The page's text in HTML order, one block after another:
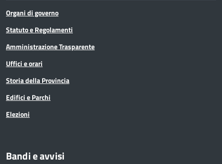
Organi di governo
Statuto e Regolamenti
Amministrazione Trasparente
Uffici e orari
Storia della Provincia
Edifici e Parchi
Elezioni
Bandi e avvisi